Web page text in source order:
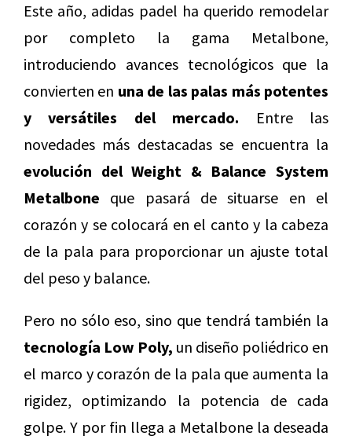
Este año, adidas padel ha querido remodelar
por completo la gama Metalbone,
introduciendo avances tecnológicos que la
convierten en una de las palas más potentes
y versátiles del mercado. Entre las
novedades más destacadas se encuentra la
evolución del Weight & Balance System
Metalbone que pasará de situarse en el
corazón y se colocará en el canto y la cabeza
de la pala para proporcionar un ajuste total
del peso y balance.
Pero no sólo eso, sino que tendrá también la
tecnología Low Poly, un diseño poliédrico en
el marco y corazón de la pala que aumenta la
rigidez, optimizando la potencia de cada
golpe. Y por fin llega a Metalbone la deseada